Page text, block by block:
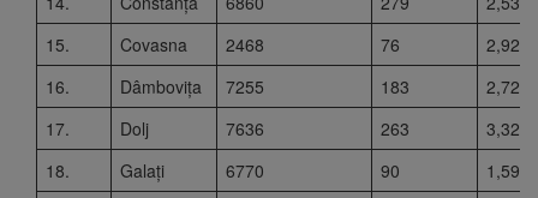
15.
Covasna 2468 76
2,92
16.
Dâmbovița 7255 183
2,72
17.
Dolj 7636 263
3,32
18.
Galați 6770 90
1,59